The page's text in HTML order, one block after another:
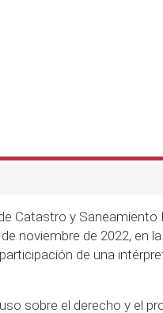
Catastro y Saneamiento
noviembre de 2022, en
de una
sobre el derecho y el